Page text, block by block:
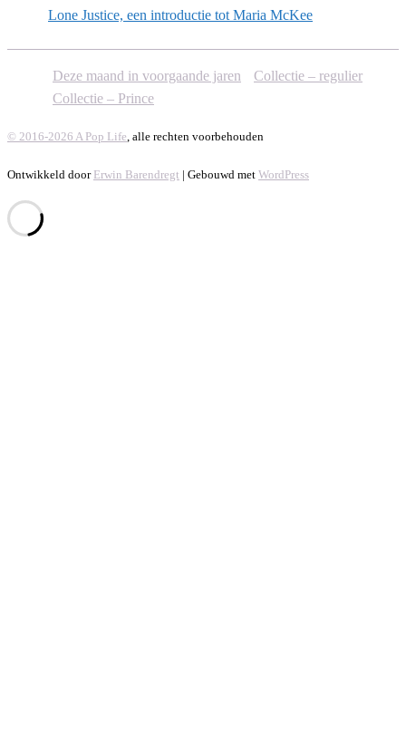
Lone Justice, een introductie tot Maria McKee
Deze maand in voorgaande jaren
Collectie – regulier
Collectie – Prince
© 2016-2026 A Pop Life, alle rechten voorbehouden
Ontwikkeld door Erwin Barendregt | Gebouwd met WordPress